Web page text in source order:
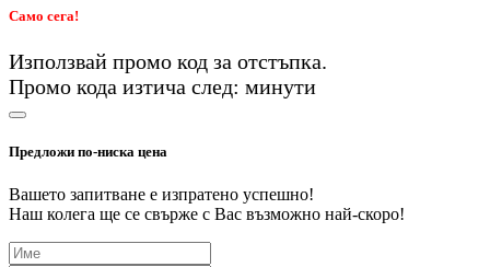
Само сега!
Използвай промо код за отстъпка.
Промо кода изтича след: минути
Предложи по-ниска цена
Вашето запитване е изпратено успешно!
Наш колега ще се свърже с Вас възможно най-скоро!